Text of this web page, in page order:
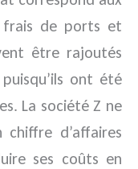
frais de ports et
être rajoutés
ont été
La société Z ne
d’affaires
ses coûts en